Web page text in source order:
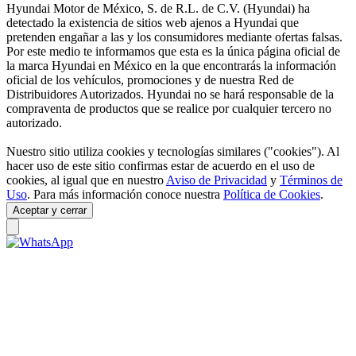
Hyundai Motor de México, S. de R.L. de C.V. (Hyundai) ha
detectado la existencia de sitios web ajenos a Hyundai que
pretenden engañar a las y los consumidores mediante ofertas falsas.
Por este medio te informamos que esta es la única página oficial de
la marca Hyundai en México en la que encontrarás la información
oficial de los vehículos, promociones y de nuestra Red de
Distribuidores Autorizados. Hyundai no se hará responsable de la
compraventa de productos que se realice por cualquier tercero no
autorizado.
Nuestro sitio utiliza cookies y tecnologías similares ("cookies"). Al
hacer uso de este sitio confirmas estar de acuerdo en el uso de
cookies, al igual que en nuestro Aviso de Privacidad y Términos de
Uso. Para más información conoce nuestra Política de Cookies.
Aceptar y cerrar